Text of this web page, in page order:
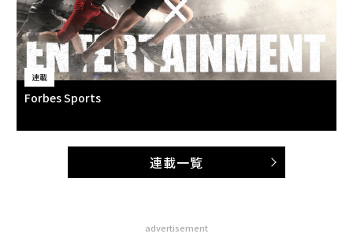
連載
Forbes Sports
連載一覧
advertisement